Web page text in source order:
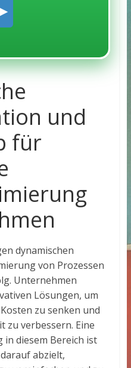
und
für
dynamischen
von Prozessen
Unternehmen
Lösungen, um
zu senken und
zu verbessern. Eine
in diesem Bereich ist
abzielt,